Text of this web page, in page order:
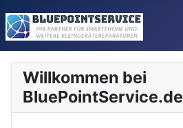
Willkommen bei
BluePointService.de